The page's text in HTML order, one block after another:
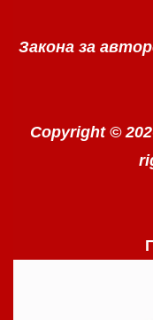
Закона за
Copyright ©